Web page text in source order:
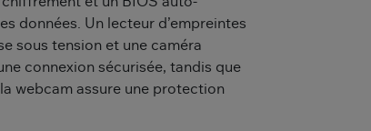
données. Un lecteur d’empreintes
sous tension et une caméra
connexion sécurisée, tandis que
webcam assure une protection